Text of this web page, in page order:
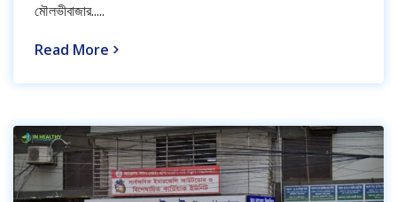
মৌলভীবাজার.....
Read More